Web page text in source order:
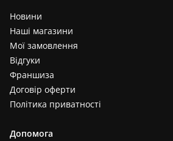
Новини
Наші магазини
Мої замовлення
Відгуки
Франшиза
Договір оферти
Політика приватності
Допомога